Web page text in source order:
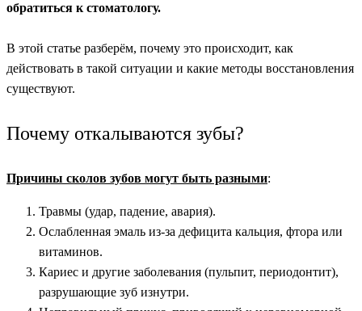
обратиться к стоматологу.
В этой статье разберём, почему это происходит, как
действовать в такой ситуации и какие методы восстановления
существуют.
Почему откалываются зубы?
Причины сколов зубов могут быть разными:
Травмы (удар, падение, авария).
Ослабленная эмаль из-за дефицита кальция, фтора или
витаминов.
Кариес и другие заболевания (пульпит, периодонтит),
разрушающие зуб изнутри.